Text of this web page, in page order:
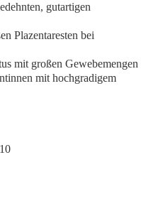
gutartigen
Plazentaresten bei
mit großen Gewebemengen
mit hochgradigem